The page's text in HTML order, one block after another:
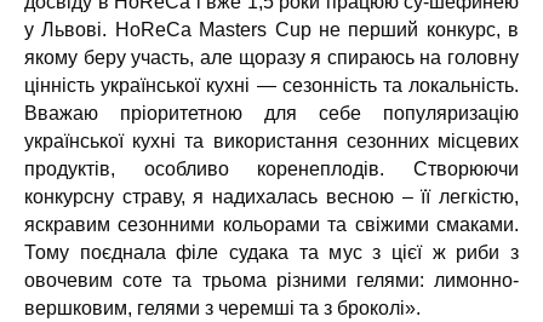
у Львові. HoReCa Masters Cup не перший конкурс, в
якому беру участь, але щоразу я спираюсь на головну
цінність української кухні — сезонність та локальність.
Вважаю пріоритетною для себе популяризацію
української кухні та використання сезонних місцевих
продуктів, особливо коренеплодів. Створюючи
конкурсну страву, я надихалась весною – її легкістю,
яскравим сезонними кольорами та свіжими смаками.
Тому поєднала філе судака та мус з цієї ж риби з
овочевим соте та трьома різними гелями: лимонно-
вершковим, гелями з черемші та з броколі».